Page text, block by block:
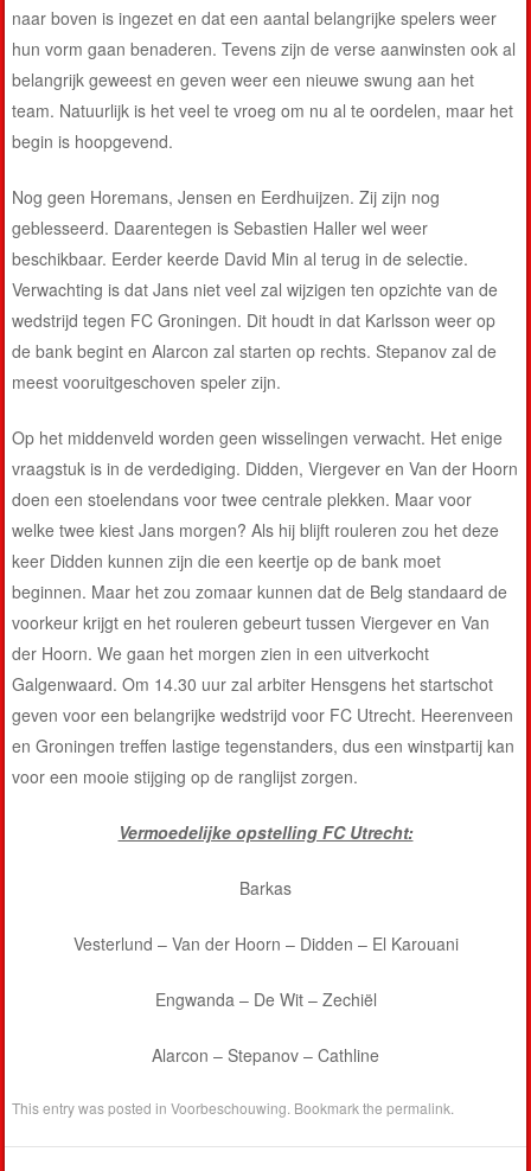
naar boven is ingezet en dat een aantal belangrijke spelers weer
hun vorm gaan benaderen. Tevens zijn de verse aanwinsten ook al
belangrijk geweest en geven weer een nieuwe swung aan het
team. Natuurlijk is het veel te vroeg om nu al te oordelen, maar het
begin is hoopgevend.
Nog geen Horemans, Jensen en Eerdhuijzen. Zij zijn nog
geblesseerd. Daarentegen is Sebastien Haller wel weer
beschikbaar. Eerder keerde David Min al terug in de selectie.
Verwachting is dat Jans niet veel zal wijzigen ten opzichte van de
wedstrijd tegen FC Groningen. Dit houdt in dat Karlsson weer op
de bank begint en Alarcon zal starten op rechts. Stepanov zal de
meest vooruitgeschoven speler zijn.
Op het middenveld worden geen wisselingen verwacht. Het enige
vraagstuk is in de verdediging. Didden, Viergever en Van der Hoorn
doen een stoelendans voor twee centrale plekken. Maar voor
welke twee kiest Jans morgen? Als hij blijft rouleren zou het deze
keer Didden kunnen zijn die een keertje op de bank moet
beginnen. Maar het zou zomaar kunnen dat de Belg standaard de
voorkeur krijgt en het rouleren gebeurt tussen Viergever en Van
der Hoorn. We gaan het morgen zien in een uitverkocht
Galgenwaard. Om 14.30 uur zal arbiter Hensgens het startschot
geven voor een belangrijke wedstrijd voor FC Utrecht. Heerenveen
en Groningen treffen lastige tegenstanders, dus een winstpartij kan
voor een mooie stijging op de ranglijst zorgen.
Vermoedelijke opstelling FC Utrecht:
Barkas
Vesterlund – Van der Hoorn – Didden – El Karouani
Engwanda – De Wit – Zechiël
Alarcon – Stepanov – Cathline
This entry was posted inVoorbeschouwing . Bookmark thepermalink